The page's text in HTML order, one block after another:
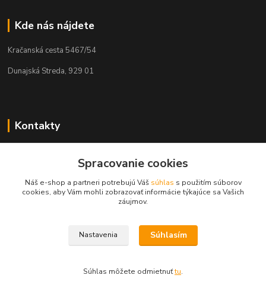
Kde nás nájdete
Kračanská cesta 5467/54
Dunajská Streda, 929 01
Kontakty
+421 908 775 701
info@kantorstav.sk
Spracovanie cookies
Náš e-shop a partneri potrebujú Váš súhlas s použitím súborov
cookies, aby Vám mohli zobrazovať informácie týkajúce sa Vašich
záujmov.
Nastavenia Súhlasím
Súhlas môžete odmietnuťtu.